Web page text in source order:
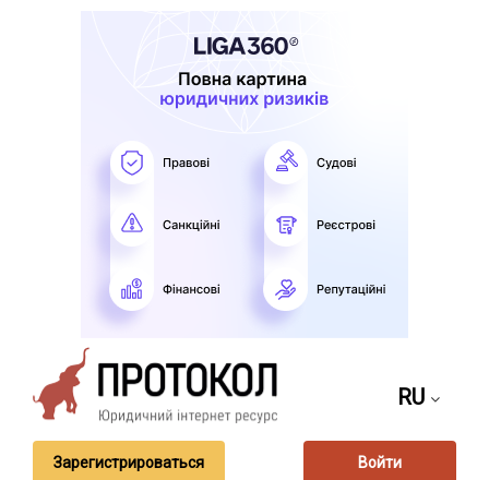
RU
Зарегистрироваться Войти